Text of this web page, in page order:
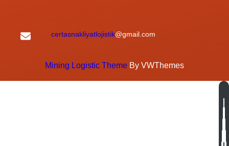
certasnakliyatlojistik@gmail.com
Mining Logistic Theme By VWThemes